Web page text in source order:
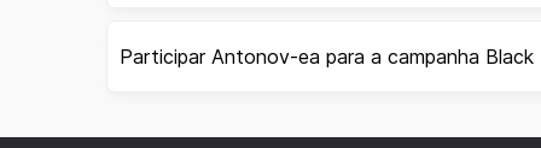
Participar Antonov-ea para a campanha Black